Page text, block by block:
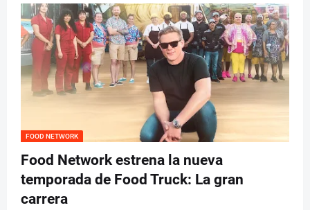
FOOD NETWORK
Food Network estrena la nueva
temporada de Food Truck: La gran
carrera